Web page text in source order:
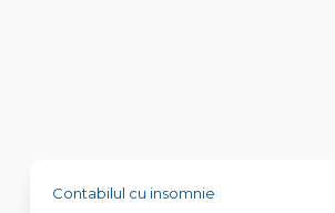
Contabilul cu insomnie